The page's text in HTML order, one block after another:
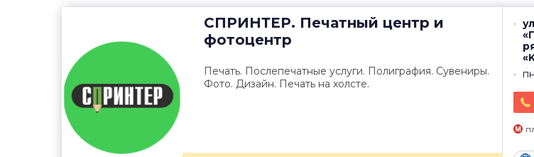
СПРИНТЕР. Печатный центр и
фотоцентр
Печать. Послепечатные услуги. Полиграфия. Сувениры.
Фото. Дизайн. Печать на холсте.